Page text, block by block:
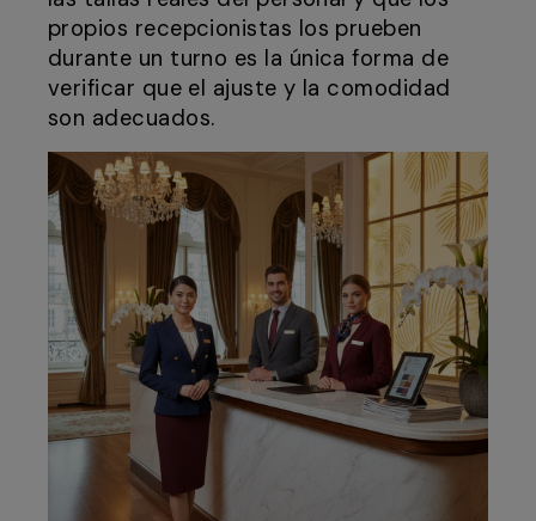
propios recepcionistas los prueben
durante un turno es la única forma de
verificar que el ajuste y la comodidad
son adecuados.